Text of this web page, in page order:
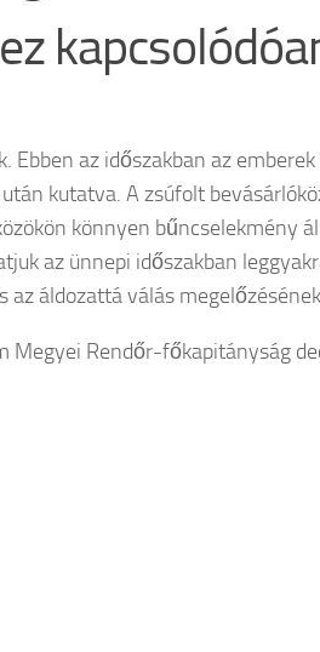
Ebben az időszakban az
kutatva. A zsúfolt
könnyen bűncselekmény
az ünnepi időszakban
az áldozattá válás
Megyei Rendőr-főkapitányság